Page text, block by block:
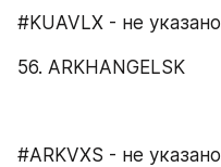
#KUAVLX - не указано
56. ARKHANGELSK
#ARKVXS - не указано